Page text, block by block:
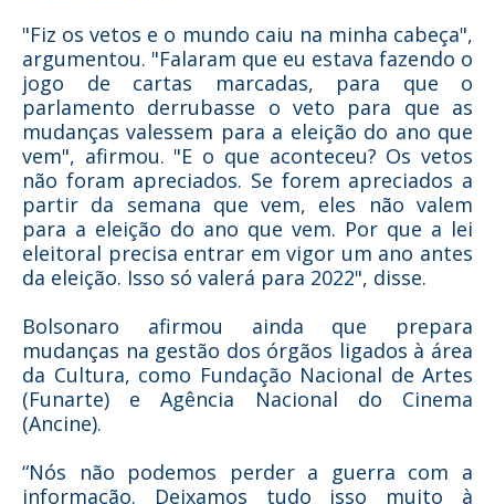
"Fiz os vetos e o mundo caiu na minha cabeça",
argumentou. "Falaram que eu estava fazendo o
jogo de cartas marcadas, para que o
parlamento derrubasse o veto para que as
mudanças valessem para a eleição do ano que
vem", afirmou. "E o que aconteceu? Os vetos
não foram apreciados. Se forem apreciados a
partir da semana que vem, eles não valem
para a eleição do ano que vem. Por que a lei
eleitoral precisa entrar em vigor um ano antes
da eleição. Isso só valerá para 2022", disse.
Bolsonaro afirmou ainda que prepara
mudanças na gestão dos órgãos ligados à área
da Cultura, como Fundação Nacional de Artes
(Funarte) e Agência Nacional do Cinema
(Ancine).
“Nós não podemos perder a guerra com a
informação. Deixamos tudo isso muito à